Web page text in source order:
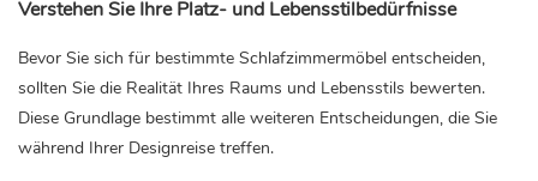
Verstehen Sie Ihre Platz- und Lebensstilbedürfnisse
Bevor Sie sich für bestimmte Schlafzimmermöbel entscheiden,
sollten Sie die Realität Ihres Raums und Lebensstils bewerten.
Diese Grundlage bestimmt alle weiteren Entscheidungen, die Sie
während Ihrer Designreise treffen.